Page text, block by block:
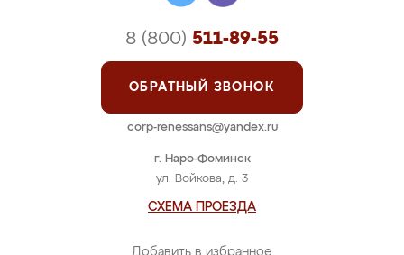
г. Наро-Фоминск
ул. Войкова, д. 3
СХЕМА ПРОЕЗДА
Добавить в избранное
8 (800) 511-89-55
ОБРАТНЫЙ ЗВОНОК
corp-renessans@yandex.ru